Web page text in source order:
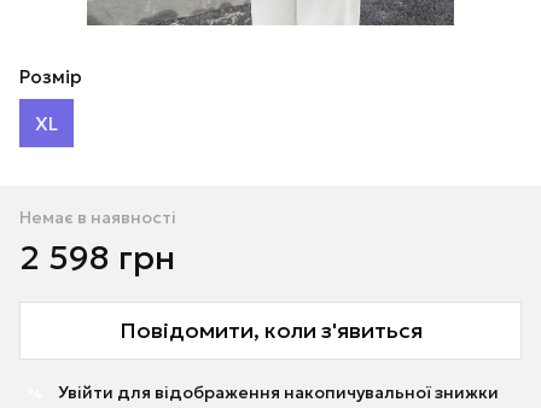
Розмір
XL
Немає в наявності
2 598 грн
Повідомити, коли з'явиться
Увійти для відображення накопичувальної знижки